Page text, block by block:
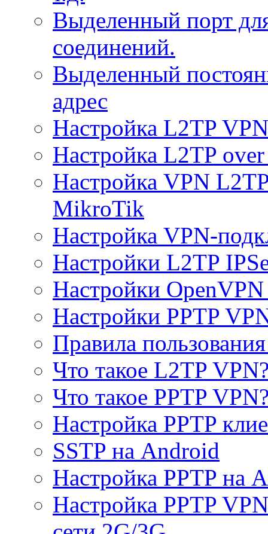
Выделенный порт
соединений.
Выделенный
адрес
Настройка L2TP
Настройка L2TP
Настройка VPN
MikroTik
Настройка VPN-
Настройки L2TP
Настройки
Настройки PPTP
Правила
Что такое L2TP
Что такое PPTP
Настройка PPTP
SSTP на Android
Настройка PPTP на
Настройка PPTP